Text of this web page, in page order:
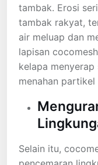
tambak. Erosi
tambak rakyat,
air meluap dan
lapisan
kelapa
menahan partikel
Selain itu,